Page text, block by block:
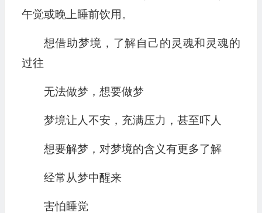
午觉或晚上睡前饮用。
想借助梦境，了解自己的灵魂和灵魂的
过往
无法做梦，想要做梦
梦境让人不安，充满压力，甚至吓人
想要解梦，对梦境的含义有更多了解
经常从梦中醒来
害怕睡觉